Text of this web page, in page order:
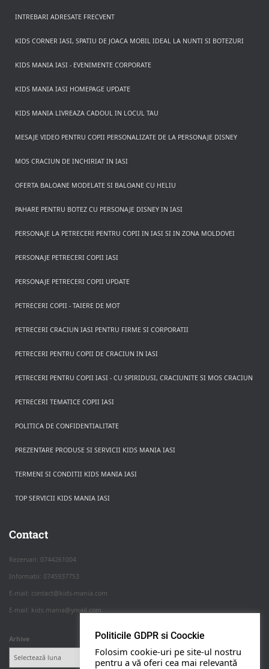
INTREBARI ADRESATE FRECVENT
KIDS CORNER IASI, SPATIU DE JOACA MOBIL IDEAL LA NUNTI SI BOTEZURI
KIDS MANIA IASI - EVENIMENTE CORPORATE
KIDS MANIA IASI HOMEPAGE UPDATE
KIDS MANIA LIVREAZA CADOUL IN LOCUL TAU
MESAJE VIDEO PENTRU COPII PERSONALIZATE DE LA PERSONAJE DISNEY
MOS CRACIUN DE INCHIRIAT IN IASI
OFERTA BALOANE MODELATE SI BALOANE CU HELIU
PAHARE PENTRU BOTEZ CU PERSONAJE DISNEY IN IASI
PERSONAJE LA PETRECERI PENTRU COPII IN IASI SI IN ZONA MOLDOVEI
PERSONAJE PETRECERI COPII IASI
PERSONAJE PETRECERI COPII UPDATE
PETRECERI COPII - TAIERE DE MOT
PETRECERI CRACIUN IASI PENTRU FIRME SI CORPORATII
PETRECERI PENTRU COPII DE CRACIUN IN IASI
PETRECERI PENTRU COPII IASI - CU SPIRIDUSI, CRACIUNITE SI MOS CRACIUN
PETRECERI TEMATICE COPII IASI
POLITICA DE CONFIDENTIALITATE
PREZENTARE PRODUSE SI SERVICII KIDS MANIA IASI
TERMENI SI CONDITII KIDS MANIA IASI
TOP SERVICII KIDS MANIA IASI
Contact
Rezervari: 0744261004
Informatii: 0745937753
E-mail: contact@kids-mania.com
E-mail: kids.mania@ymail.com
Arhive Politicile GDPR si Coockie
Folosim cookie-uri pe site-ul nostru
pentru a vă oferi cea mai relevantă
Apasa pe o categorie ca sa vezi serviciile.
PETRECERI COPII
NUNTA